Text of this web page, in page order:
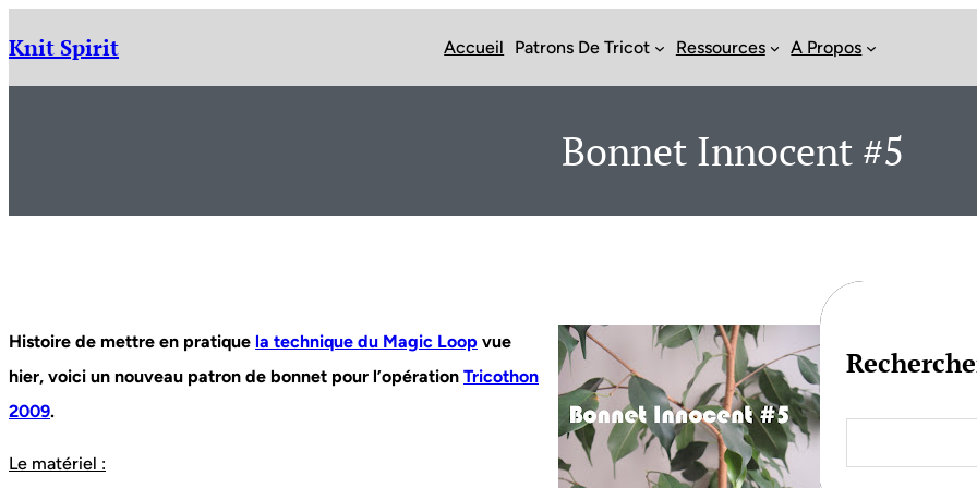
contenu
Knit Spirit Accueil Patrons De Tricot Ressources A Propos
Bonnet Innocent #5
Histoire de mettre en pratique la technique du Magic Loop vue
hier, voici un nouveau patron de bonnet pour l’opération Tricothon
2009.
Le matériel :
a